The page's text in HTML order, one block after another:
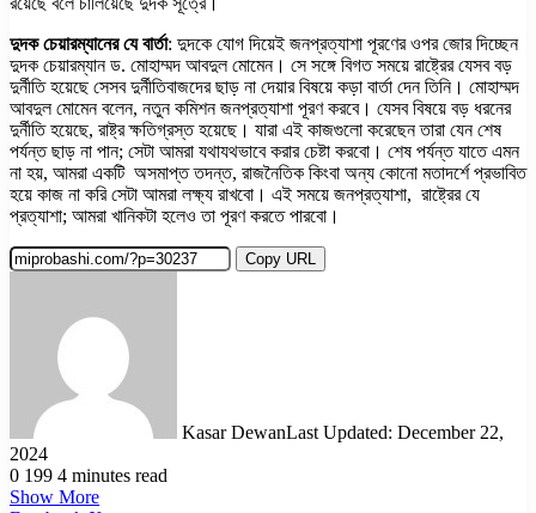
দুদক চেয়ারম্যানের যে বার্তা: দুদকে যোগ দিয়েই জনপ্রত্যাশা পূরণের ওপর জোর দিচ্ছেন
দুদক চেয়ারম্যান ড. মোহাম্মদ আবদুল মোমেন। সে সঙ্গে বিগত সময়ে রাষ্ট্রের যেসব বড়
দুর্নীতি হয়েছে সেসব দুর্নীতিবাজদের ছাড় না দেয়ার বিষয়ে কড়া বার্তা দেন তিনি। মোহাম্মদ
আবদুল মোমেন বলেন, নতুন কমিশন জনপ্রত্যাশা পূরণ করবে। যেসব বিষয়ে বড় ধরনের
দুর্নীতি হয়েছে, রাষ্ট্র ক্ষতিগ্রস্ত হয়েছে। যারা এই কাজগুলো করেছেন তারা যেন শেষ
পর্যন্ত ছাড় না পান; সেটা আমরা যথাযথভাবে করার চেষ্টা করবো। শেষ পর্যন্ত যাতে এমন
না হয়, আমরা একটি অসমাপ্ত তদন্ত, রাজনৈতিক কিংবা অন্য কোনো মতাদর্শে প্রভাবিত
হয়ে কাজ না করি সেটা আমরা লক্ষ্য রাখবো। এই সময়ে জনপ্রত্যাশা, রাষ্ট্রের যে
প্রত্যাশা; আমরা খানিকটা হলেও তা পূরণ করতে পারবো।
Copy URL
Kasar DewanLast Updated: December 22,
2024
0 199 4 minutes read
Show More